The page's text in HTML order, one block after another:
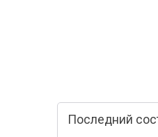
Последний